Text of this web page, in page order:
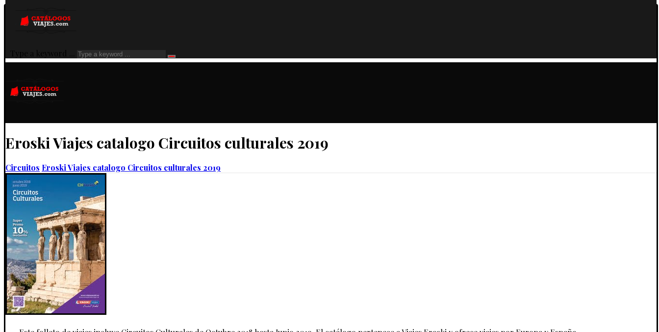
Type a keyword ...
Eroski Viajes catalogo Circuitos culturales 2019
Circuitos Eroski Viajes catalogo Circuitos culturales 2019